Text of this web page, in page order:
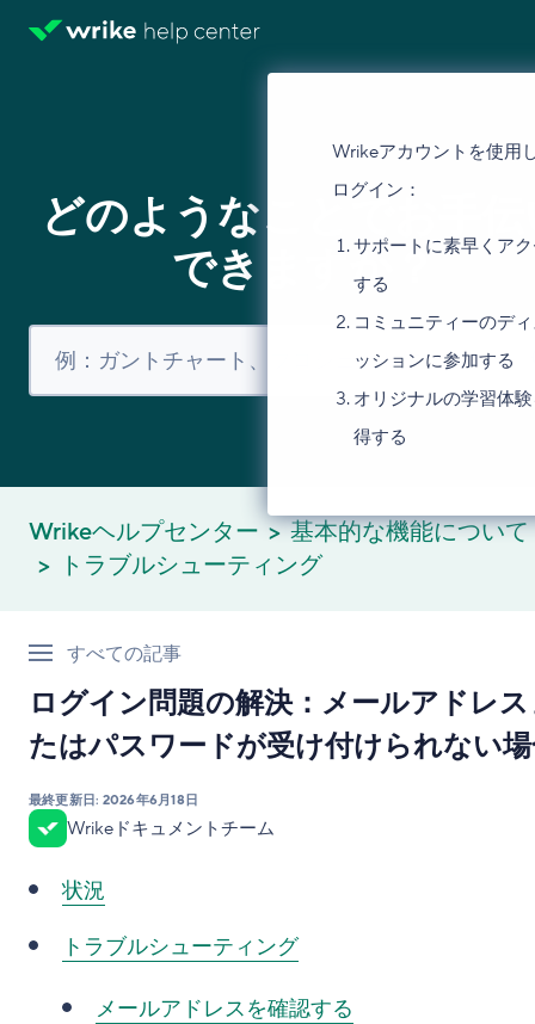
Wrikeアカウントを使用
ログイン：
サポートに素早くア
する
コミュニティーのデ
ッションに参加する
オリジナルの学習体
得する
どのようなことでお手
できますか？
Wrikeヘルプセンター
基本的な機能について
トラブルシューティング
すべての記事
ログイン問題の解決：メールアドレ
たはパスワードが受け付けられない
最終更新日: 2026年6月18日
Wrikeドキュメントチーム
状況
トラブルシューティング
メールアドレスを確認する